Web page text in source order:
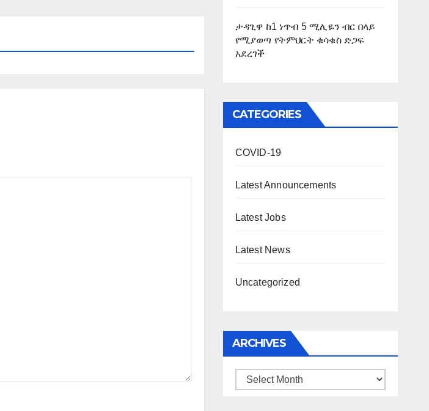
ታዳጊዋ ከ1 ነጥብ 5 ሚሊዬን ብር በላይ
የሚያወጣ የትምህርት ቁሳቁስ ድጋፍ
አደረገች
CATEGORIES
COVID-19
Latest Announcements
Latest Jobs
Latest News
Uncategorized
ARCHIVES
Archives